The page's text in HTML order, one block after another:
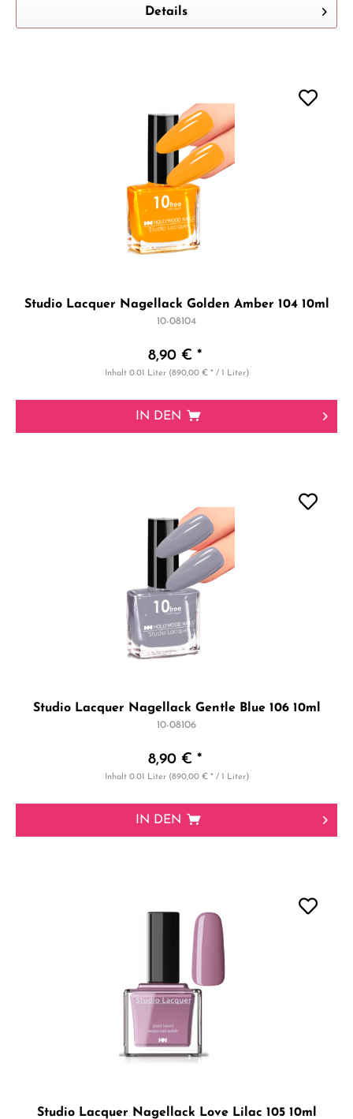
Details
Studio Lacquer Nagellack Golden Amber 104 10ml
10-08104
8,90 € *
Inhalt 0.01 Liter (890,00 € * / 1 Liter)
IN DEN
Studio Lacquer Nagellack Gentle Blue 106 10ml
10-08106
8,90 € *
Inhalt 0.01 Liter (890,00 € * / 1 Liter)
IN DEN
Studio Lacquer Nagellack Love Lilac 105 10ml